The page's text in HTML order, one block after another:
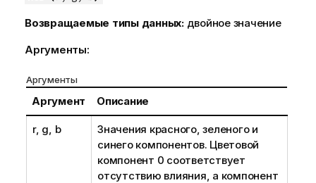
Возвращаемые типы данных: двойное значение
Аргументы:
Аргументы
Аргумент Описание
r, g, b
Значения красного, зеленого и
синего компонентов. Цветовой
компонент 0 соответствует
отсутствию влияния, а компонент